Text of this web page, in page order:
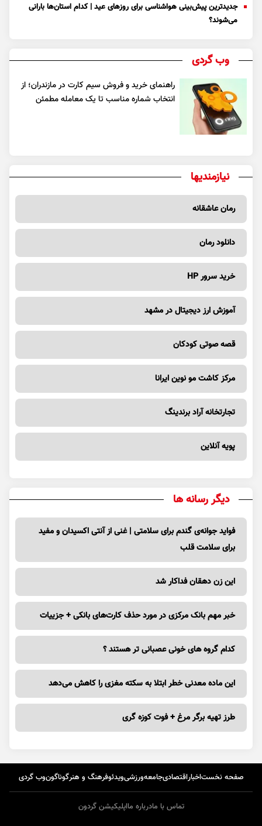
جدیدترین پیش‌بینی هواشناسی برای روزهای عید | کدام استان‌ها بارانی
می‌شوند؟
وب گردی
راهنمای خرید و فروش سیم کارت در مازندران؛ از
انتخاب شماره مناسب تا یک معامله مطمئن
نیازمندیها
رمان عاشقانه
دانلود رمان
خرید سرور HP
آموزش ارز دیجیتال در مشهد
قصه صوتی کودکان
مرکز کاشت مو نوین ایرانا
تجارتخانه آراد برندینگ
پویه آنلاین
دیگر رسانه ها
فواید جوانه‌ی گندم برای سلامتی | غنی از آنتی اکسیدان و مفید
برای سلامت قلب
این زن دهقان فداکار شد
خبر مهم بانک مرکزی در مورد حذف کارت‌های بانکی + جزییات
کدام گروه های خونی عصبانی تر هستند ؟
این ماده معدنی خطر ابتلا به سکته مغزی را کاهش می‌دهد
طرز تهیه برگر مرغ + فوت کوزه گری
صفحه نخستاخباراقتصادیجامعهورزشیویدئوفرهنگ و هنرگوناگونوب گردی
تماس با مادرباره مااپلیکیشن گردون